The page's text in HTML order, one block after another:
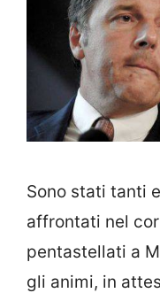
Sono stati tanti
affrontati nel
pentastellati a
gli animi, in